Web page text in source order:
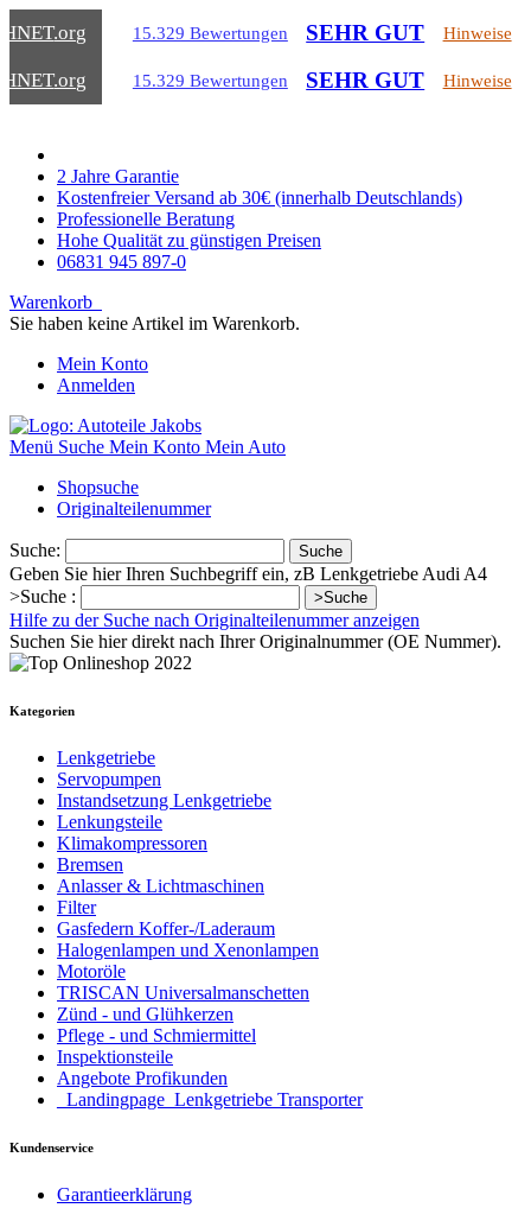
.org 15.329 Bewertungen SEHR GUT Hinweise
.org 15.329 Bewertungen SEHR GUT Hinweise
2 Jahre Garantie
Kostenfreier Versand ab 30€ (innerhalb Deutschlands)
Professionelle Beratung
Hohe Qualität zu günstigen Preisen
06831 945 897-0
Warenkorb
Sie haben keine Artikel im Warenkorb.
Mein Konto
Anmelden
Menü Suche Mein Konto Mein Auto
Shopsuche
Originalteilenummer
Suche: Suche
Geben Sie hier Ihren Suchbegriff ein, zB Lenkgetriebe Audi A4
>Suche :
>Suche
Hilfe zu der Suche nach Originalteilenummer anzeigen
Suchen Sie hier direkt nach Ihrer Originalnummer (OE Nummer).
Kategorien
Lenkgetriebe
Servopumpen
Instandsetzung Lenkgetriebe
Lenkungsteile
Klimakompressoren
Bremsen
Anlasser & Lichtmaschinen
Filter
Gasfedern Koffer-/Laderaum
Halogenlampen und Xenonlampen
Motoröle
TRISCAN Universalmanschetten
Zünd - und Glühkerzen
Pflege - und Schmiermittel
Inspektionsteile
Angebote Profikunden
_Landingpage_Lenkgetriebe Transporter
Kundenservice
Garantieerklärung